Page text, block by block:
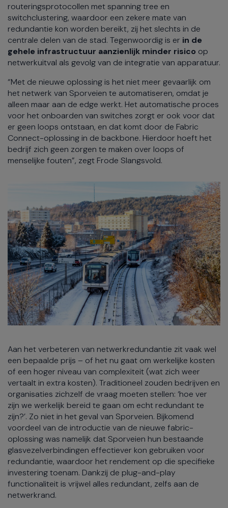
routeringsprotocollen met spanning tree en
switchclustering, waardoor een zekere mate van
redundantie kon worden bereikt, zij het slechts in de
centrale delen van de stad. Tegenwoordig is er in de
gehele infrastructuur aanzienlijk minder risico op
netwerkuitval als gevolg van de integratie van apparatuur.
“Met de nieuwe oplossing is het niet meer gevaarlijk om
het netwerk van Sporveien te automatiseren, omdat je
alleen maar aan de edge werkt. Het automatische proces
voor het onboarden van switches zorgt er ook voor dat
er geen loops ontstaan, en dat komt door de Fabric
Connect-oplossing in de backbone. Hierdoor hoeft het
bedrijf zich geen zorgen te maken over loops of
menselijke fouten”, zegt Frode Slangsvold.
Aan het verbeteren van netwerkredundantie zit vaak wel
een bepaalde prijs – of het nu gaat om werkelijke kosten
of een hoger niveau van complexiteit (wat zich weer
vertaalt in extra kosten). Traditioneel zouden bedrijven en
organisaties zichzelf de vraag moeten stellen: ‘hoe ver
zijn we werkelijk bereid te gaan om echt redundant te
zijn?’. Zo niet in het geval van Sporveien. Bijkomend
voordeel van de introductie van de nieuwe fabric-
oplossing was namelijk dat Sporveien hun bestaande
glasvezelverbindingen effectiever kon gebruiken voor
redundantie, waardoor het rendement op die specifieke
investering toenam. Dankzij de plug-and-play
functionaliteit is vrijwel alles redundant, zelfs aan de
netwerkrand.